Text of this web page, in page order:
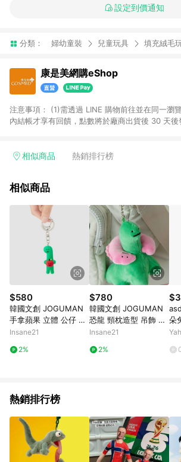
設定到價通知
分類： 婦幼童裝 兒童玩具 填充絨毛
康是美網購eShop
注意事項：​ (1)需透過 LINE 購物前往並在同一瀏
內結帳才享有回饋，點數將於廠商出貨後 30 天後
黃金鑽飾/精品相關/3C數位(含周邊)/家電視聽/運
饋%」，將於訂單成立後由「LINE購物通知」之官
依LINE購物網站訂單成立通知為準。​​ (5)LINE購物
品最高回饋點數」機制 (部分時段開放「回饋無上
訂單中同一商品不論件數計算，請依訂單成立當下
饋機制為準。
相似商品 熱銷排行榜
相似商品
$580
韓國文創 JOGUMAN
手拿蘋果 立體 公仔 鑰
匙圈 吊飾
Insane21
2%
$780
韓國文創 JOGUMAN
恐龍 頸枕造型 吊飾 絨
毛玩具 韓國代購
Insane21
2%
朵
鑰
熱銷排行榜